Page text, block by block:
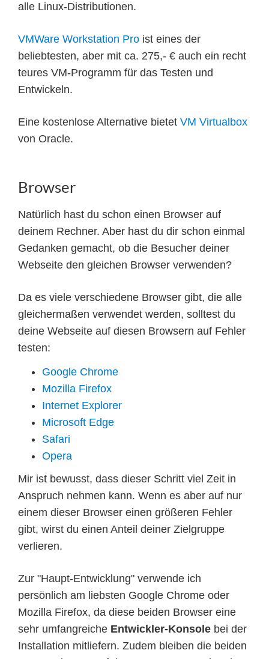
alle Linux-Distributionen.
VMWare Workstation Pro ist eines der
beliebtesten, aber mit ca. 275,- € auch ein recht
teures VM-Programm für das Testen und
Entwickeln.
Eine kostenlose Alternative bietet VM Virtualbox
von Oracle.
Browser
Natürlich hast du schon einen Browser auf
deinem Rechner. Aber hast du dir schon einmal
Gedanken gemacht, ob die Besucher deiner
Webseite den gleichen Browser verwenden?
Da es viele verschiedene Browser gibt, die alle
gleichermaßen verwendet werden, solltest du
deine Webseite auf diesen Browsern auf Fehler
testen:
Google Chrome
Mozilla Firefox
Internet Explorer
Microsoft Edge
Safari
Opera
Mir ist bewusst, dass dieser Schritt viel Zeit in
Anspruch nehmen kann. Wenn es aber auf nur
einem dieser Browser einen größeren Fehler
gibt, wirst du einen Anteil deiner Zielgruppe
verlieren.
Zur "Haupt-Entwicklung" verwende ich
persönlich am liebsten Google Chrome oder
Mozilla Firefox, da diese beiden Browser eine
sehr umfangreiche Entwickler-Konsole bei der
Installation mitliefern. Zudem bleiben die beiden